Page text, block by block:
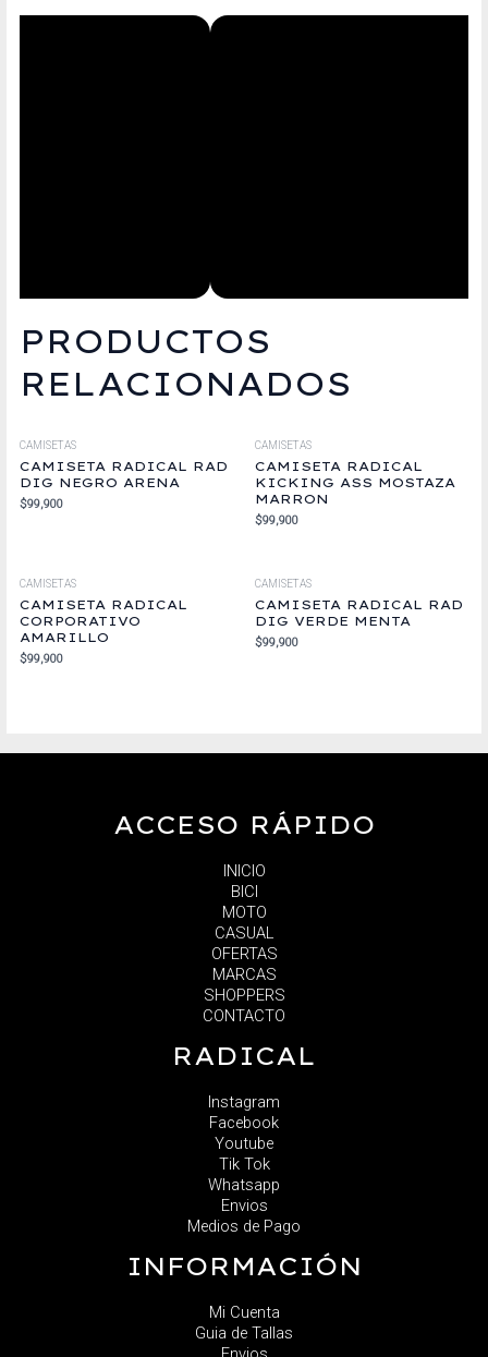
PRODUCTOS
RELACIONADOS
CAMISETAS
CAMISETA RADICAL RAD
DIG NEGRO ARENA
$99,900
CAMISETAS
CAMISETA RADICAL
KICKING ASS MOSTAZA
MARRON
$99,900
CAMISETAS
CAMISETA RADICAL
CORPORATIVO
AMARILLO
$99,900
CAMISETAS
CAMISETA RADICAL RAD
DIG VERDE MENTA
$99,900
ACCESO RÁPIDO
INICIO
BICI
MOTO
CASUAL
OFERTAS
MARCAS
SHOPPERS
CONTACTO
RADICAL
Instagram
Facebook
Youtube
Tik Tok
Whatsapp
Envios
Medios de Pago
INFORMACIÓN
Mi Cuenta
Guia de Tallas